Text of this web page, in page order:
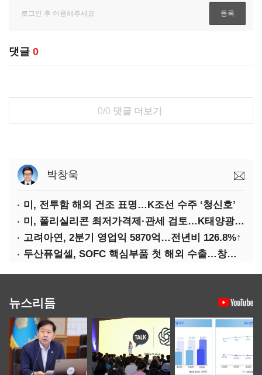
댓글 0
0/0 댓글 더보기
박창욱
미, 전투함 해외 건조 표명…K조선 수주 ‘청신호’
미, 폴리실리콘 최저가격제·관세 검토…K태양광 입지 확대 기대
고려아연, 2분기 영업익 5870억…전년비 126.8%↑
두산퓨얼셀, SOFC 핵심부품 첫 해외 수출…창사 이래 최대 규모
뉴스리듬